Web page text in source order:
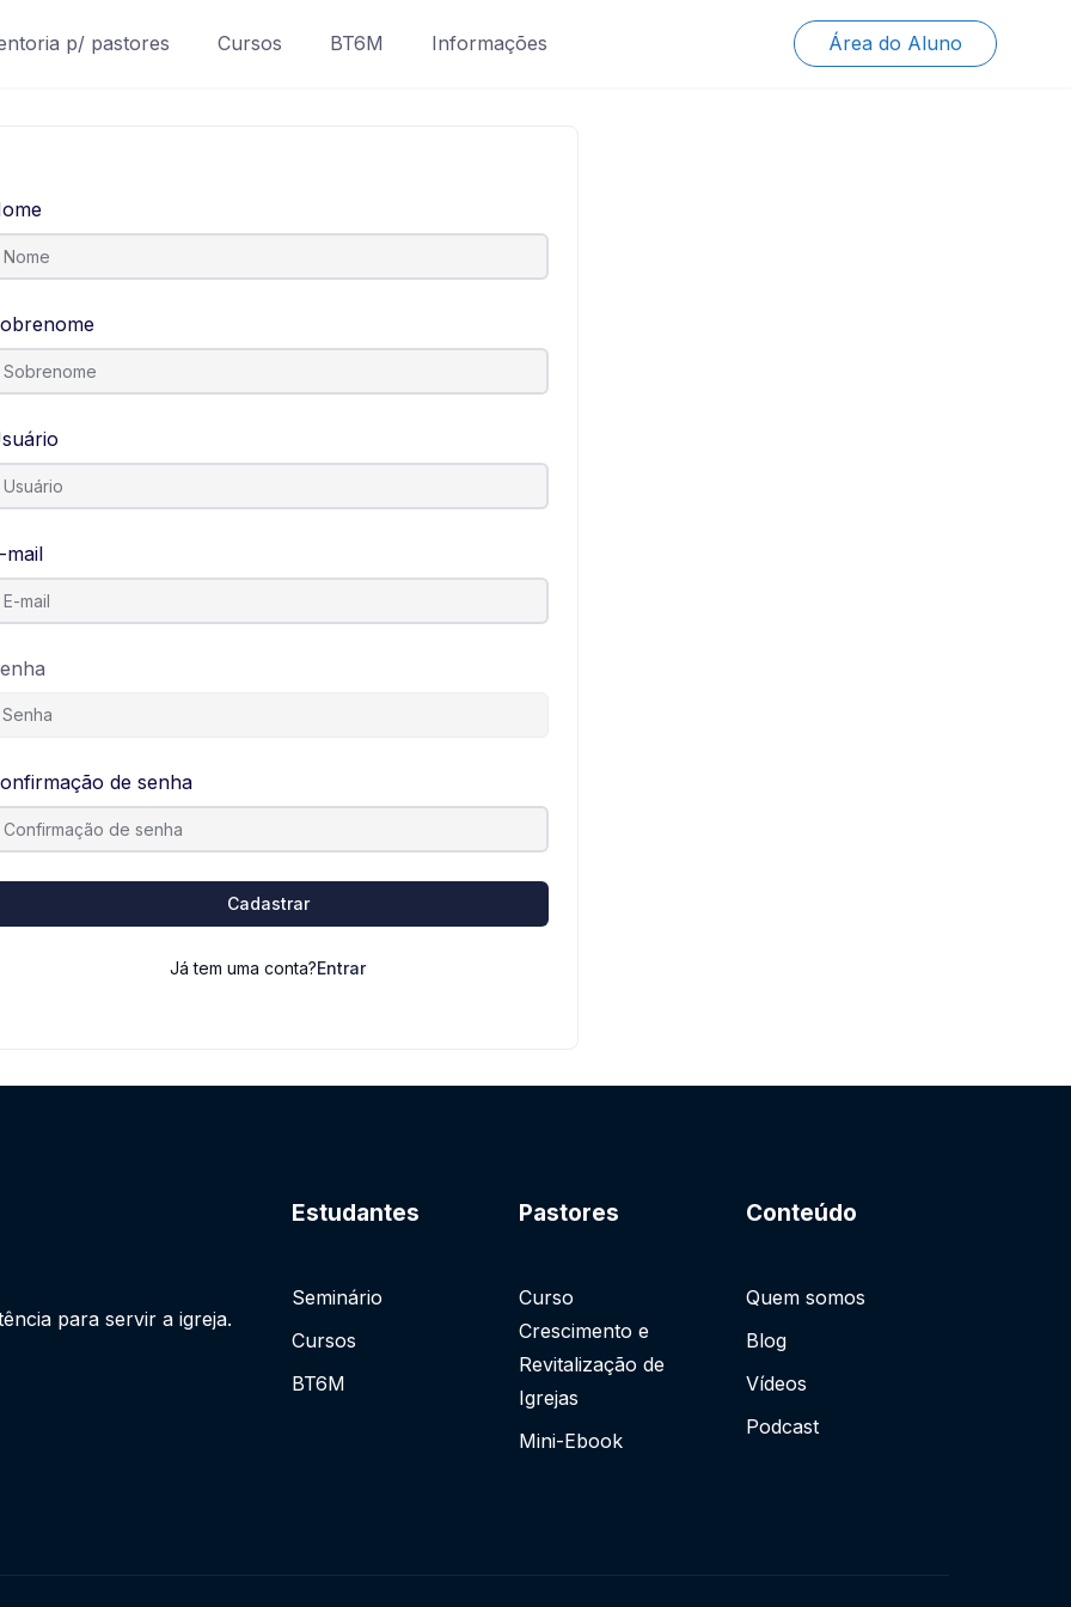
p/ pastores Cursos BT6M Informações Área do Aluno
mail
de senha
Cadastrar
Já tem uma conta?Entrar
para servir a igreja.
Estudantes
Seminário
Cursos
BT6M
Pastores
Curso
Crescimento e
Revitalização de
Igrejas
Mini-Ebook
Conteúdo
Quem somos
Blog
Vídeos
Podcast